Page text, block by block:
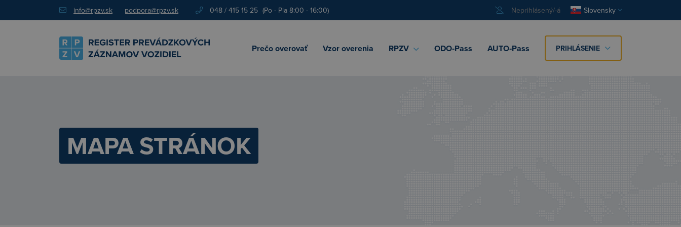
info@rpzv.sk podpora@rpzv.sk 048 / 415 15 25 (Po - Pia 8:00 - 16:00) Neprihlásený/-á Slovensky
Prečo overovať Vzor overenia RPZV ODO‑Pass AUTO‑Pass PRIHLÁSENIE
MAPA STRÁNOK